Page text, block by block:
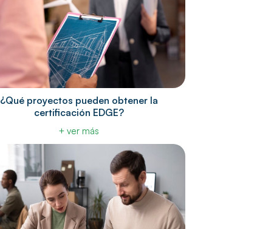
¿Qué proyectos pueden obtener la
certificación EDGE?
+ ver más